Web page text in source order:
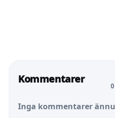
Kommentarer
Inga kommentarer